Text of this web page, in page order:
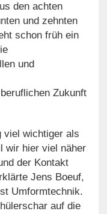
den achten
und zehnten
schon früh ein
und
Zukunft
viel wichtiger als
wir hier viel näher
der Kontakt
Jens Boeuf,
Umformtechnik.
auf die